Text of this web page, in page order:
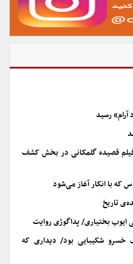
آرام» رسید
فیلم قصیده گلمکانی در بخش کشف
که با انکار آغاز می‌شود
تاریخ
ایوب بختیاری/ پداگوژی روایت
سالمرگ خسرو شکیبایی بود/ دیداری که